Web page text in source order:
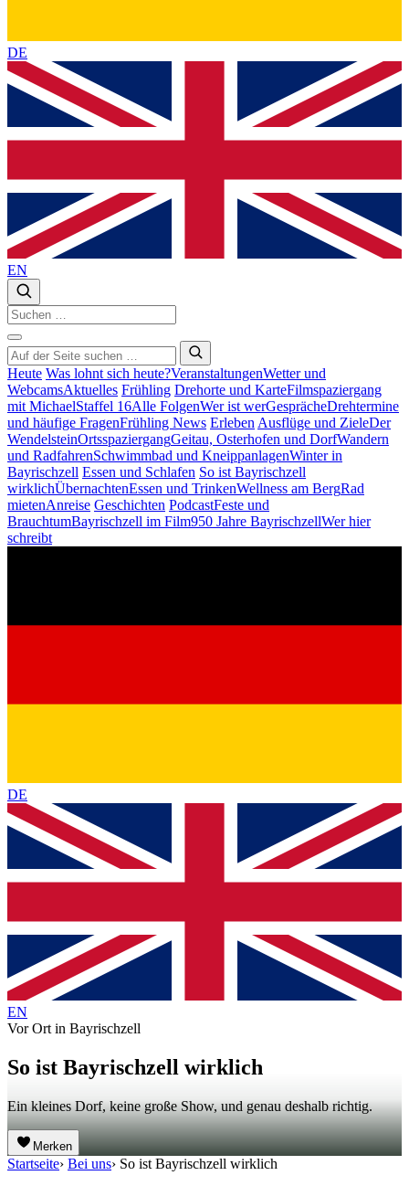
DE
EN
Heute Was lohnt sich heute?VeranstaltungenWetter und
WebcamsAktuelles Frühling Drehorte und KarteFilmspaziergang
mit MichaelStaffel 16Alle FolgenWer ist werGesprächeDrehtermine
und häufige FragenFrühling News Erleben Ausflüge und ZieleDer
WendelsteinOrtsspaziergangGeitau, Osterhofen und DorfWandern
und RadfahrenSchwimmbad und KneippanlagenWinter in
Bayrischzell Essen und Schlafen So ist Bayrischzell
wirklichÜbernachtenEssen und TrinkenWellness am BergRad
mietenAnreise Geschichten PodcastFeste und
BrauchtumBayrischzell im Film950 Jahre BayrischzellWer hier
schreibt
DE
EN
Vor Ort in Bayrischzell
So ist Bayrischzell wirklich
Ein kleines Dorf, keine große Show, und genau deshalb richtig.
Merken
Startseite› Bei uns› So ist Bayrischzell wirklich